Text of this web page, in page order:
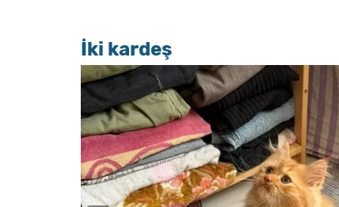
İki kardeş